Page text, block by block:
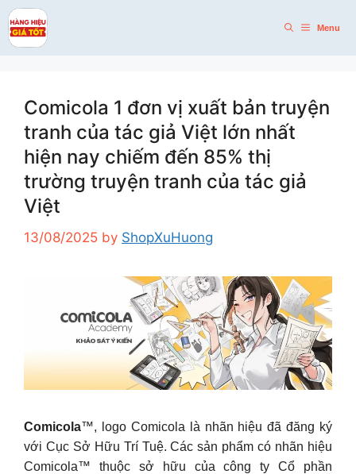
Skip
to
content
Menu
Comicola 1 đơn vị xuất bản truyện
tranh của tác giả Việt lớn nhất
hiện nay chiếm đến 85% thị
trường truyện tranh của tác giả
Việt
13/08/2025 by ShopXuHuong
Comicola™, logo Comicola là nhãn hiệu đã đăng ký
với Cục Sở Hữu Trí Tuệ. Các sản phẩm có nhãn hiệu
Comicola™ thuộc sở hữu của công ty Cổ phần